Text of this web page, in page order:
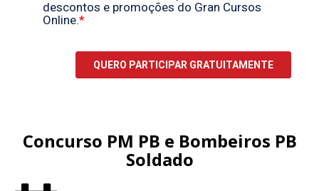
Concurso PM PB e Bombeiros PB
Soldado